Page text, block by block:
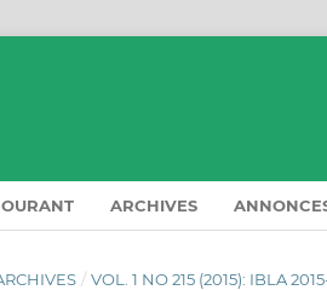
ARCHIVES
/ VOL. 1 NO 215 (2015): IBLA